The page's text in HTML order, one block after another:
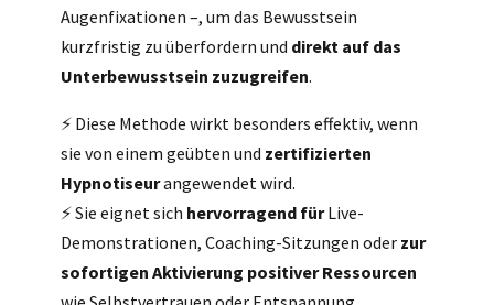
Augenfixationen –, um das Bewusstsein
kurzfristig zu überfordern und direkt auf das
Unterbewusstsein zuzugreifen.
⚡ Diese Methode wirkt besonders effektiv, wenn
sie von einem geübten und zertifizierten
Hypnotiseurangewendet wird.
⚡ Sie eignet sich hervorragend fürLive-
Demonstrationen, Coaching-Sitzungen oder zur
sofortigen Aktivierung positiver Ressourcen